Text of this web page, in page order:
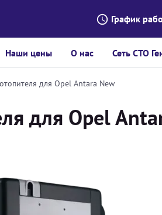
График
Наши цены О нас Сеть СТО
для Opel Antara New
для Opel